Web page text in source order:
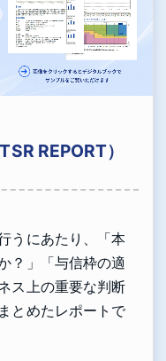
REPORT）
うにあたり、「本
？」「与信枠の適
ス上の重要な判断
とめたレポートで